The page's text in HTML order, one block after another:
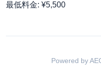
最低料金: ¥5,500
Powered by